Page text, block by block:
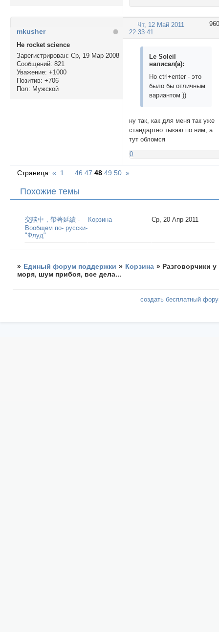
960
Чт, 12 Май 2011
22:33:41
mkusher
Не rocket science
Зарегистрирован: Ср, 19 Мар 2008
Сообщений: 821
Уважение: +1000
Позитив: +706
Пол: Мужской
Le Soleil
написал(а):
Но ctrl+enter - это
было бы отличным
вариантом ))
ну так, как для меня так уже
стандартно тыкаю по ним, а
тут обломся
0
Страница:« 1 46 47 48 49 50 »
Похожие темы
交談中，帶著延續 -
Вообщем по- русски-
"Флуд"
Корзина Ср, 20 Апр 2011
» Единый форум поддержки » Корзина » Разговорчики у
моря, шум прибоя, все дела...
создать бесплатный